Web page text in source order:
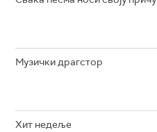
Музички драгстор
Хит недеље